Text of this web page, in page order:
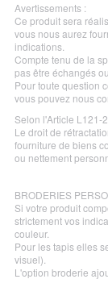
Avertissements :
Ce produit sera
vous nous aurez
indications.
Compte tenu de la
pas être échangés
Pour toute question
vous pouvez nous
Selon l'Article L121-
Le droit de
fourniture de biens
ou nettement
BRODERIES
Si votre produit
strictement vos
couleur.
Pour les tapis elles
visuel).
L'option broderie